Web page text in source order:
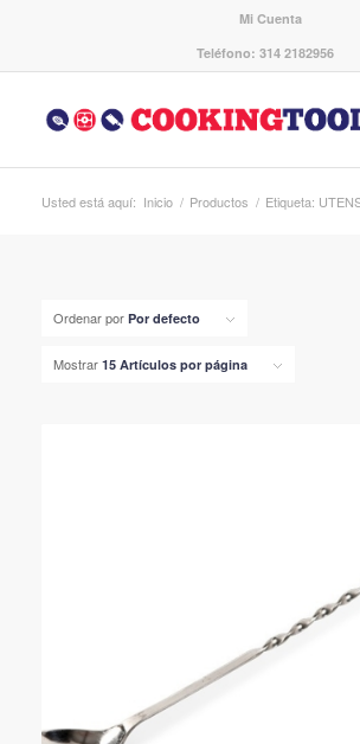
Mi Cuenta
Teléfono: 314 2182956
Usted está aquí: Inicio / Productos / Etiqueta:
Ordenar por Por defecto
Mostrar 15 Artículos por página